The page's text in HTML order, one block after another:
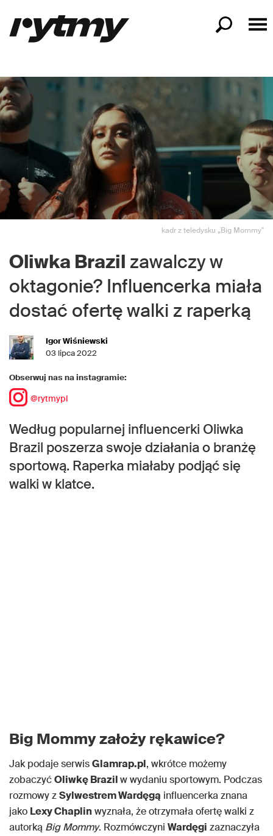
kadr z teledysku „Big Mommy"
Oliwka Brazil zawalczy w
oktagonie? Influencerka miała
dostać ofertę walki z raperką
Igor Wiśniewski
03 lipca 2022
Obserwuj nas na instagramie:
@rytmypl
Według popularnej influencerki Oliwka
Brazil poszerza swoje działania o branżę
sportową. Raperka miałaby podjąć się
walki w klatce.
Big Mommy założy rękawice?
Jak podaje serwisGlamrap.pl, wkrótce możemy
zobaczyćOliwkę Brazilw wydaniu sportowym. Podczas
rozmowy zSylwestrem Wardęgą influencerka znana
jako Lexy Chaplinwyznała, że otrzymała ofertę walki z
autorką Big Mommy. Rozmówczyni Wardęgi zaznaczyła